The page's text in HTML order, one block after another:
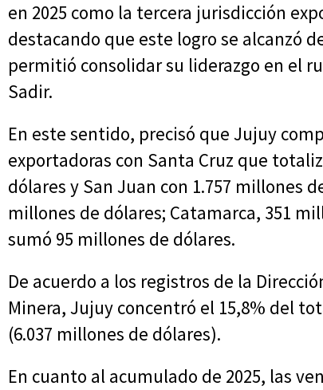
en 2025 como la tercera jurisdicción
destacando que este logro se alcanzó
permitió consolidar su liderazgo en el
Sadir.
En este sentido, precisó que Jujuy
exportadoras con Santa Cruz que
dólares y San Juan con 1.757 millones
millones de dólares; Catamarca, 351
sumó 95 millones de dólares.
De acuerdo a los registros de la
Minera, Jujuy concentró el 15,8% del
(6.037 millones de dólares).
En cuanto al acumulado de 2025, las